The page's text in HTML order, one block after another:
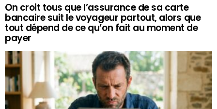
On croit tous que l’assurance de sa carte
bancaire suit le voyageur partout, alors que
tout dépend de ce qu’on fait au moment de
payer